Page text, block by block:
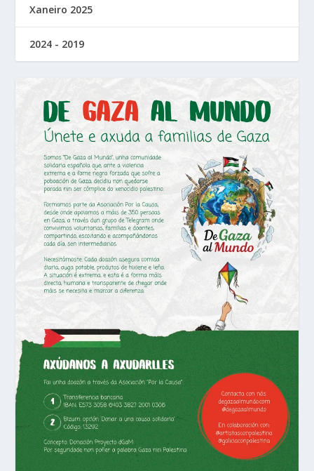
Xaneiro 2025
2024 - 2019